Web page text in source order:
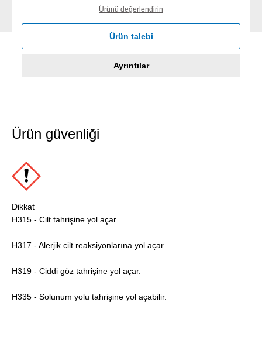
Ürünü değerlendirin
Ürün talebi
Ayrıntılar
Ürün güvenliği
Dikkat
H315 - Cilt tahrişine yol açar.
H317 - Alerjik cilt reaksiyonlarına yol açar.
H319 - Ciddi göz tahrişine yol açar.
H335 - Solunum yolu tahrişine yol açabilir.